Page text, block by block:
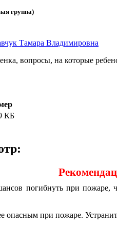
группа)
Тамара Владимировна
вопросы, на которые
КБ
погибнуть при
опасным при пожаре.